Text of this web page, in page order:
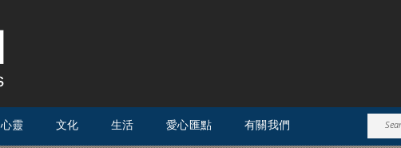
心靈 文化 生活 愛心匯點 有關我們